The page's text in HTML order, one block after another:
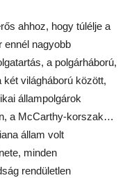
ahhoz, hogy túlélje a
ennél nagyobb
a polgárháború,
világháború között,
állampolgárok
a McCarthy-korszak…
állam volt
minden
rendületlen